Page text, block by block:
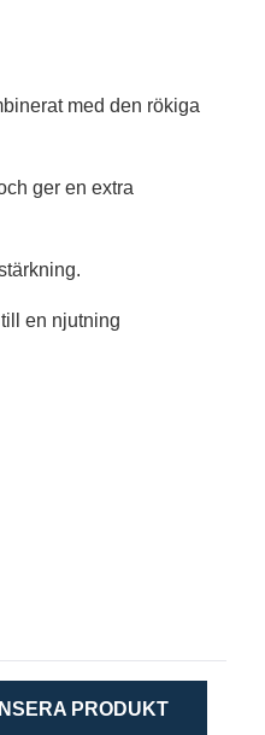
med den rökiga
ger en extra
en njutning
PRODUKT